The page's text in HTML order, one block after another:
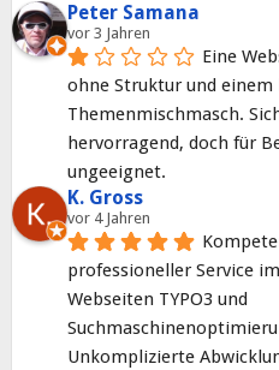
Peter Samana
vor 3 Jahren
Eine
ohne Struktur und einem
Themenmischmasch.
hervorragend, doch für
ungeeignet.
K. Gross
vor 4 Jahren
professioneller Service
Webseiten TYPO3 und
Unkomplizierte